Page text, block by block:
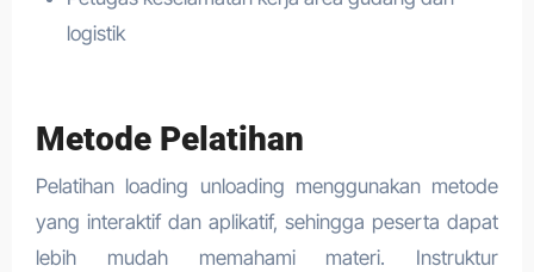
logistik
Metode Pelatihan
Pelatihan loading unloading menggunakan metode
yang interaktif dan aplikatif, sehingga peserta dapat
lebih mudah memahami materi. Instruktur